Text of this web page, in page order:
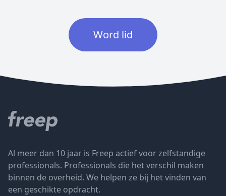
Word lid
Al meer dan 10 jaar is Freep actief voor zelfstandige
professionals. Professionals die het verschil maken
binnen de overheid. We helpen ze bij het vinden van
een geschikte opdracht.